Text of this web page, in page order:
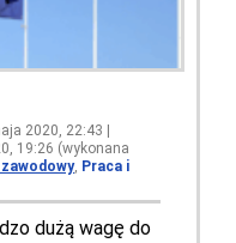
2020, 22:43 |
19:26 (wykonana
, Praca i
dużą wagę do